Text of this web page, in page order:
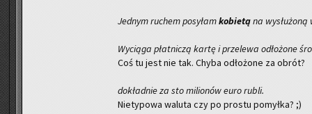
Jed­nym ru­chem po­sy­łamko­bie­tąna
Wy­cią­ga płat­ni­czą kartę i prze­le­wa odło­żo­ne
Coś tu jest nie tak. Chyba odło­żo­ne za obrót?
do­kład­nie za sto mi­lio­nów euro rubli.
Nie­ty­po­wa wa­lu­ta czy po pro­stu po­mył­ka? ;)